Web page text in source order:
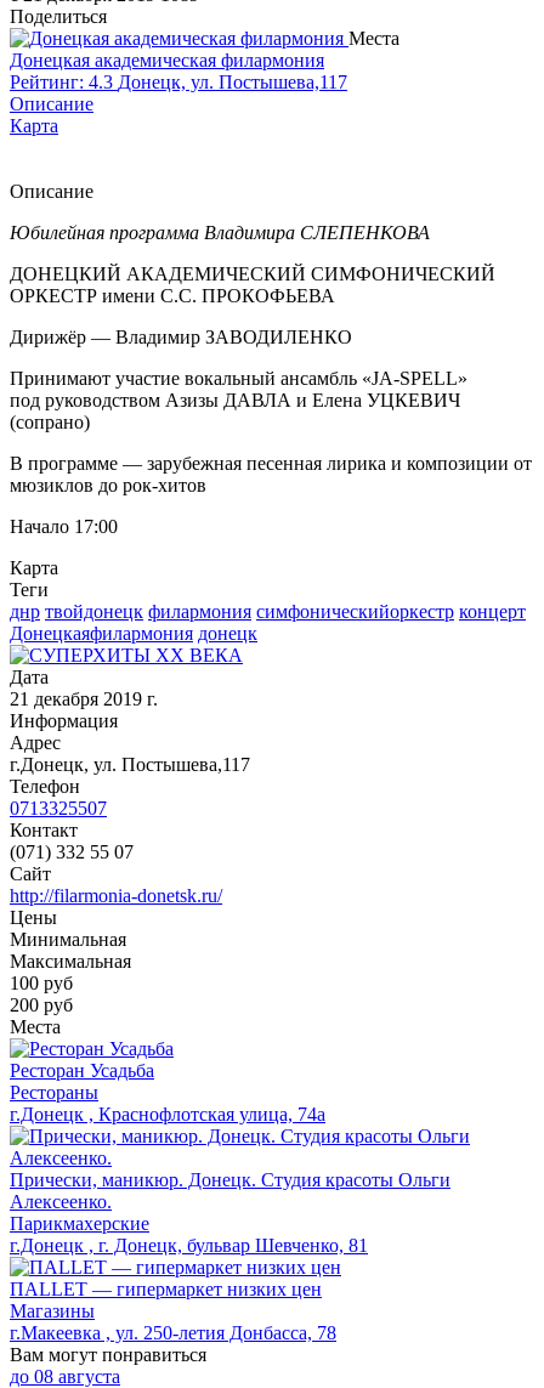
Поделиться
Места
Донецкая академическая филармония
Рейтинг: 4.3 Донецк, ул. Постышева,117
Описание
Карта
Описание
Юбилейная программа Владимира СЛЕПЕНКОВА
ДОНЕЦКИЙ АКАДЕМИЧЕСКИЙ СИМФОНИЧЕСКИЙ
ОРКЕСТР имени С.С. ПРОКОФЬЕВА
Дирижёр — Владимир ЗАВОДИЛЕНКО
Принимают участие вокальный ансамбль «JA-SPELL»
под руководством Азизы ДАВЛА и Елена УЦКЕВИЧ
(сопрано)
В программе — зарубежная песенная лирика и композиции от
мюзиклов до рок-хитов
Начало 17:00
Карта
Теги
днр твойдонецк филармония симфоническийоркестр концерт
Донецкаяфилармония донецк
Дата
21 декабря 2019 г.
Информация
Адрес
г.Донецк, ул. Постышева,117
Телефон
0713325507
Контакт
(071) 332 55 07
Сайт
http://filarmonia-donetsk.ru/
Цены
Минимальная
Максимальная
100 руб
200 руб
Места
Ресторан Усадьба
Рестораны
г.Донецк , Краснофлотская улица, 74а
Прически, маникюр. Донецк. Студия красоты Ольги
Алексеенко.
Парикмахерские
г.Донецк , г. Донецк, бульвар Шевченко, 81
ПАLLЕТ — гипермаркет низких цен
Магазины
г.Макеевка , ул. 250-летия Донбасса, 78
Вам могут понравиться
до 08 августа